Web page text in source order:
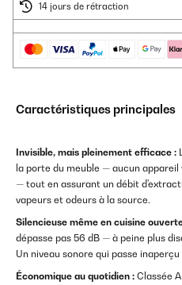
14 jours de rétraction
Caractéristiques principales
Invisible, mais pleinement efficace :
la porte du meuble — aucun
— tout en assurant un débit
vapeurs et odeurs à la source.
Silencieuse même en cuisine
dépasse pas 56 dB — à peine plus
Un niveau sonore qui passe
Économique au quotidien : Classée